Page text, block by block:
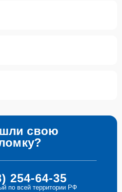
свою
254-64-35
по всей территории РФ